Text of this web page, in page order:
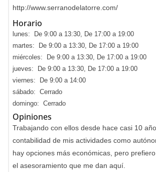
http://www.serranodelatorre.com/
Horario
lunes: De 9:00 a 13:30, De 17:00 a 19:00
martes: De 9:00 a 13:30, De 17:00 a 19:00
miércoles: De 9:00 a 13:30, De 17:00 a 19:00
jueves: De 9:00 a 13:30, De 17:00 a 19:00
viernes: De 9:00 a 14:00
sábado: Cerrado
domingo: Cerrado
Opiniones
Trabajando con ellos desde hace casi 10
contabilidad de mis actividades como
hay opciones más económicas, pero
el asesoramiento que me dan aquí.